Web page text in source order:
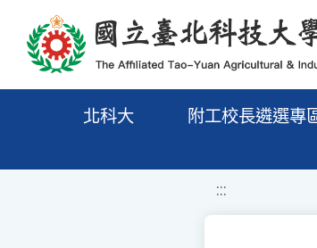
移至網頁之主要內容區位置
北科大 附工校長遴選專
:::